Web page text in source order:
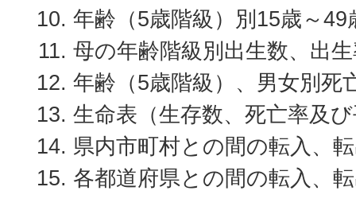
年齢（5歳階級）別15歳～49
母の年齢階級別出生数、出
年齢（5歳階級）、男女別死
生命表（生存数、死亡率及
県内市町村との間の転入、
各都道府県との間の転入、